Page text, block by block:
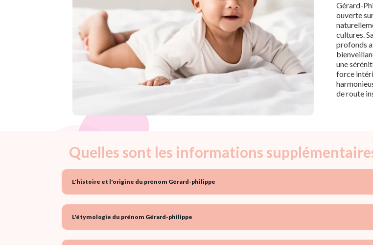
Gérard-
ouverte
cultures.
profonds
une
force
de route
Quelles sont les informations
L'histoire et l'origine du prénom Gérard-philippe
L'étymologie du prénom Gérard-philippe